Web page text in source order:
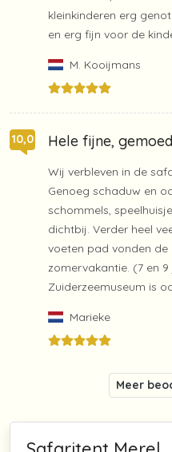
kleinkinderen erg
en erg fijn voor de
M. Kooijmans
10,0 Hele fijne,
Wij verbleven in de
Genoeg schaduw en
schommels,
dichtbij. Verder heel
voeten pad vonden de
zomervakantie. (7 en
Zuiderzeemuseum is
Marieke
Meer